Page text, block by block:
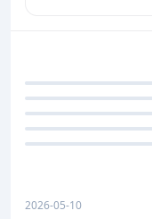
2026-05-10